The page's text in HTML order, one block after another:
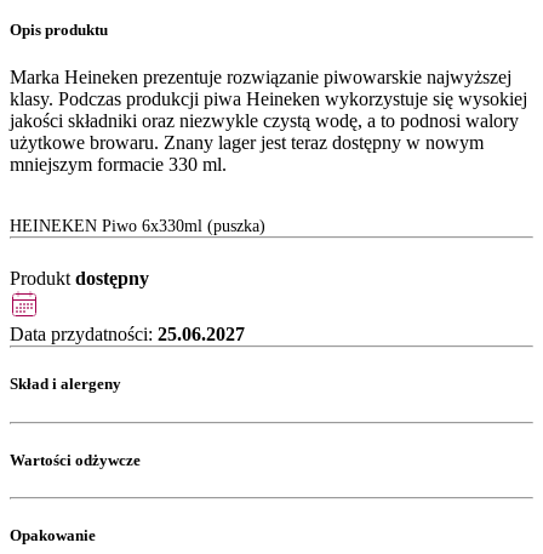
Opis produktu
Marka Heineken prezentuje rozwiązanie piwowarskie najwyższej
klasy. Podczas produkcji piwa Heineken wykorzystuje się wysokiej
jakości składniki oraz niezwykle czystą wodę, a to podnosi walory
użytkowe browaru. Znany lager jest teraz dostępny w nowym
mniejszym formacie 330 ml.
HEINEKEN Piwo 6x330ml (puszka)
Produkt dostępny
Data przydatności: 25.06.2027
Skład i alergeny
Wartości odżywcze
Opakowanie